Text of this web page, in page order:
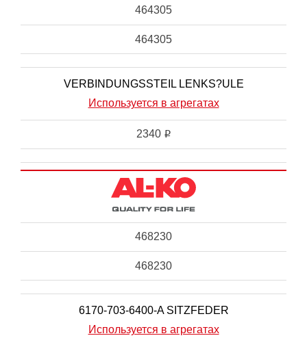
464305
464305
VERBINDUNGSSTEIL LENKS?ULE
Используется в агрегатах
2340 i
468230
468230
6170-703-6400-A SITZFEDER
Используется в агрегатах